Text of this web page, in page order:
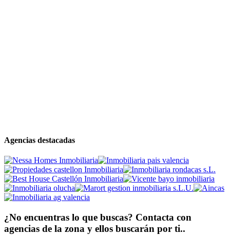
Agencias destacadas
¿No encuentras lo que buscas? Contacta con
agencias de la zona y ellos buscarán por ti..